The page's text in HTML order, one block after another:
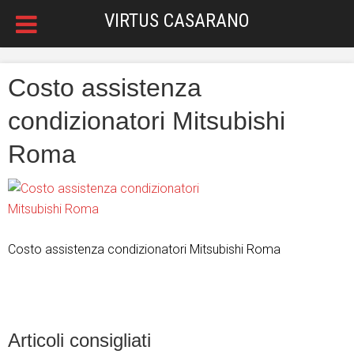
VIRTUS CASARANO
Costo assistenza
condizionatori Mitsubishi
Roma
Costo assistenza condizionatori Mitsubishi Roma
Articoli consigliati